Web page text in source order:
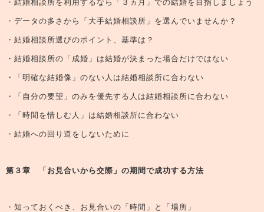
・データの多さから「大手結婚相談所」を選んでいませんか？
・結婚相談所選びのポイント、基準は？
・結婚相談所の「成婚」は結婚が決まった場合だけではない
・「明確な結婚像」のない人は結婚相談所に合わない
・「自分の要望」のみを優先する人は結婚相談所に合わない
・「時間を惜しむ人」は結婚相談所に合わない
・結婚への回り道をしないために
第３章 「お見合いから交際」の期間で成功する方法
・知っておくべき、お見合いの「時間」と「場所」